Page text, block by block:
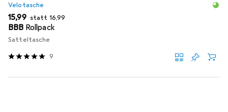
Velotasche
EUR
15,99 statt EUR
16,99
BBB Rollpack
Satteltasche
9